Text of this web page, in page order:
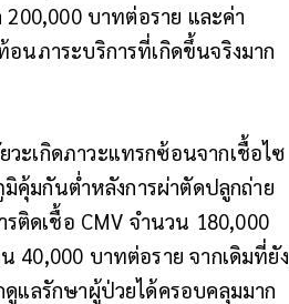
บาทต่อราย และค่า
นภาระบริการที่เกิดขึ้นจริงมาก
ะเกิดภาวะแทรกซ้อนจากเชื้อไซ
คุ้มกันต่ำหลังการผ่าตัดปลูกถ่าย
ติดเชื้อ CMV จำนวน 180,000
40,000 บาทต่อราย จากเดิมที่ยัง
ดูแลรักษาผู้ป่วยได้ครอบคลุมมาก